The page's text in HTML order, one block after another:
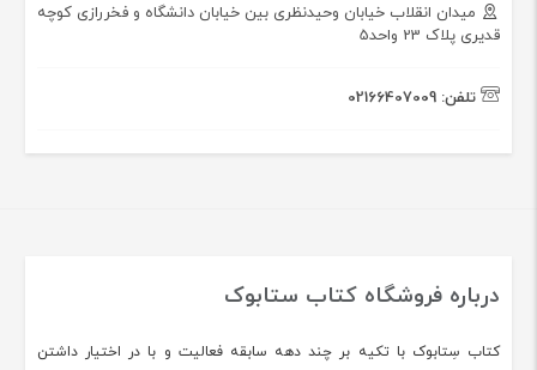
میدان انقلاب خیابان وحیدنظری بین خیابان دانشگاه و فخررازی کوچه
قدیری پلاک 23 واحد5
تلفن: 02166407009
درباره فروشگاه کتاب ستابوک
کتاب سِتابوک با تکیه بر چند دهه سابقه فعالیت و با در اختیار داشتن